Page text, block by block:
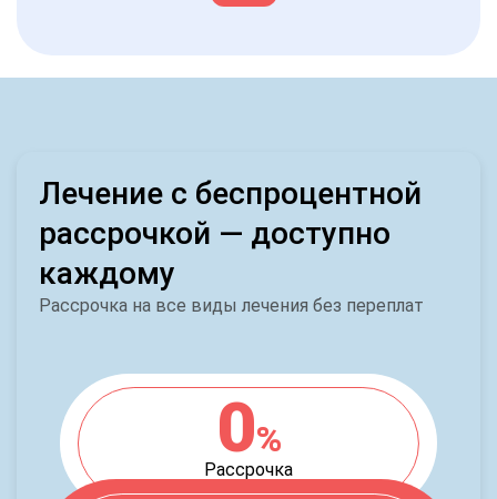
Лечение с беспроцентной
рассрочкой — доступно
каждому
Рассрочка на все виды лечения без переплат
0%
Рассрочка